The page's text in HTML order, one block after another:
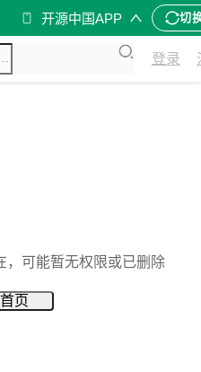
开源中国APP 切
登录
，可能暂无权限或已删除
页